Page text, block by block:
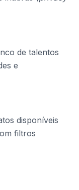
de talentos
e
disponíveis
filtros